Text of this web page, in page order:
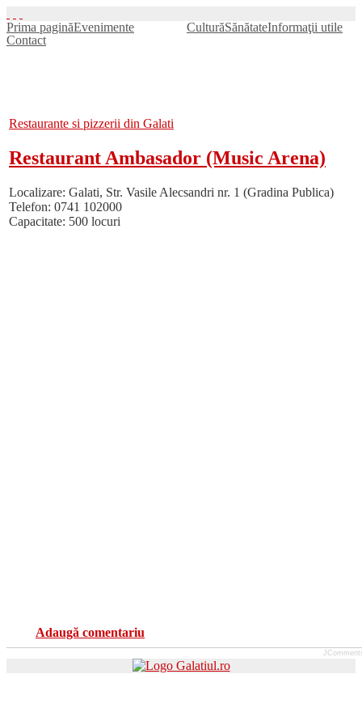
Prima paginăEvenimente CulturăSănătateInformaţii utile
Contact
Restaurante si pizzerii din Galati
Restaurant Ambasador (Music Arena)
Localizare: Galati, Str. Vasile Alecsandri nr. 1 (Gradina Publica)
Telefon: 0741 102000
Capacitate: 500 locuri
Adaugă comentariu